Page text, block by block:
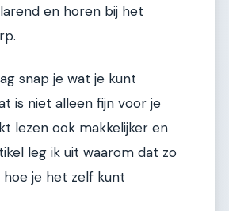
en horen bij het
snap je wat je kunt
is niet alleen fijn voor je
lezen ook makkelijker en
leg ik uit waarom dat zo
hoe je het zelf kunt